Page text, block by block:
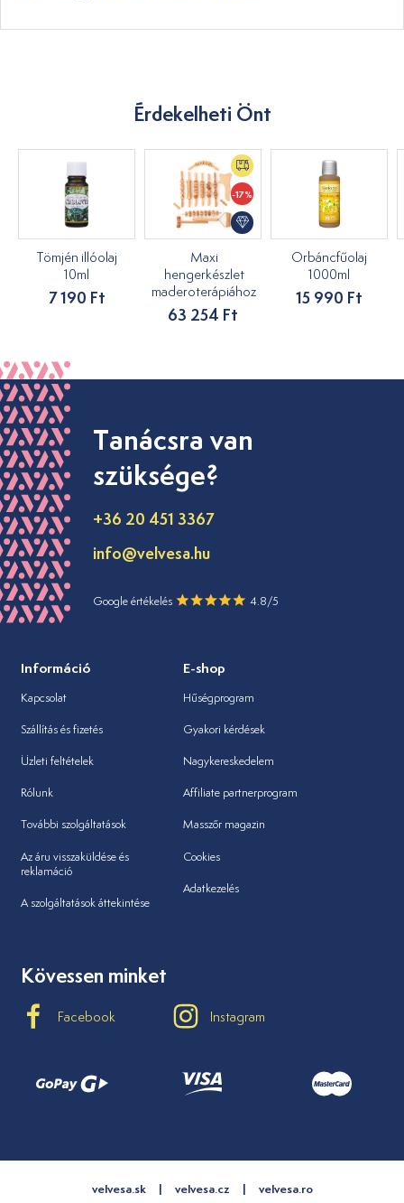
Érdekelheti Önt
Tömjén illóolaj
10ml
7 190 Ft
-17%
Maxi
hengerkészlet
maderoterápiához
63 254 Ft
Orbáncfűolaj
1000ml
15 990 Ft
Tanácsra van
szüksége?
+36 20 451 3367
info@velvesa.hu
Google értékelés 4.8/5
Információ
Kapcsolat
Szállítás és fizetés
Üzleti feltételek
Rólunk
További szolgáltatások
Az áru visszaküldése és
reklamáció
A szolgáltatások áttekintése
E-shop
Hűségprogram
Gyakori kérdések
Nagykereskedelem
Affiliate partnerprogram
Masszőr magazin
Cookies
Adatkezelés
Kövessen minket
Facebook Instagram
velvesa.sk velvesa.cz velvesa.ro